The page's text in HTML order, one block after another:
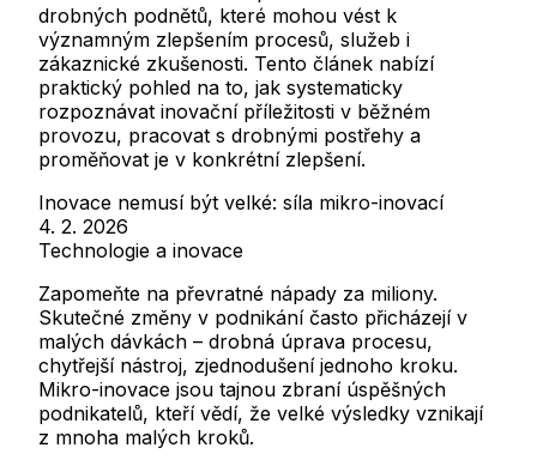
drobných podnětů, které mohou vést k
významným zlepšením procesů, služeb i
zákaznické zkušenosti. Tento článek nabízí
praktický pohled na to, jak systematicky
rozpoznávat inovační příležitosti v běžném
provozu, pracovat s drobnými postřehy a
proměňovat je v konkrétní zlepšení.
Inovace nemusí být velké: síla mikro-inovací
4. 2. 2026
Technologie a inovace
Zapomeňte na převratné nápady za miliony.
Skutečné změny v podnikání často přicházejí v
malých dávkách – drobná úprava procesu,
chytřejší nástroj, zjednodušení jednoho kroku.
Mikro-inovace jsou tajnou zbraní úspěšných
podnikatelů, kteří vědí, že velké výsledky vznikají
z mnoha malých kroků.